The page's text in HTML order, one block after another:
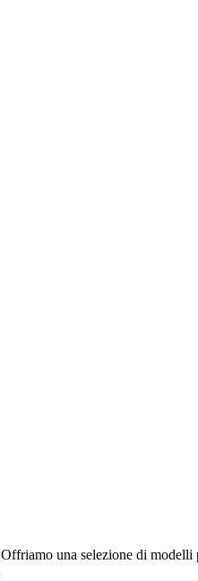
una selezione di